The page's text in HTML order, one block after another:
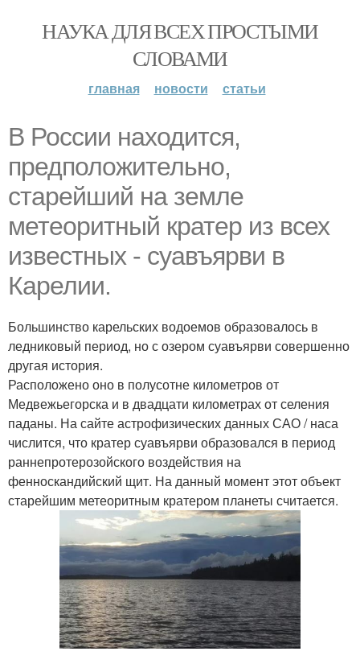
НАУКА ДЛЯ ВСЕХ ПРОСТЫМИ
СЛОВАМИ
главная новости статьи
В России находится,
предположительно,
старейший на земле
метеоритный кратер из всех
известных - суавъярви в
Карелии.
Большинство карельских водоемов образовалось в
ледниковый период, но с озером суавъярви совершенно
другая история.
Расположено оно в полусотне километров от
Медвежьегорска и в двадцати километрах от селения
паданы. На сайте астрофизических данных САО / наса
числится, что кратер суавъярви образовался в период
раннепротерозойского воздействия на
фенноскандийский щит. На данный момент этот объект
старейшим метеоритным кратером планеты считается.